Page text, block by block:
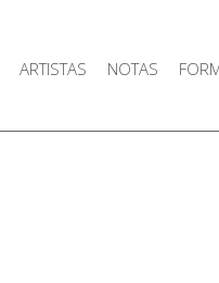
ARTISTAS NOTAS